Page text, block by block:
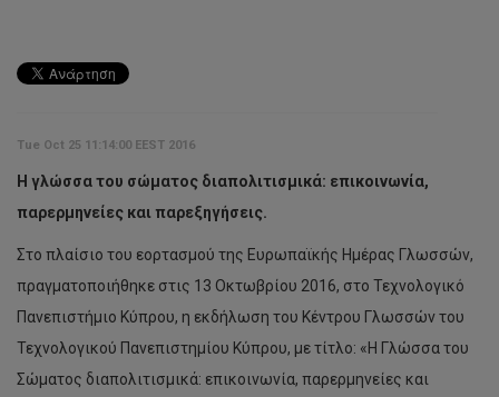
Tue Oct 25 11:14:00 EEST 2016
Η γλώσσα του σώματος διαπολιτισμικά: επικοινωνία,
παρερμηνείες και παρεξηγήσεις.
Στο πλαίσιο του εορτασμού της Ευρωπαϊκής Ημέρας Γλωσσών,
πραγματοποιήθηκε στις 13 Οκτωβρίου 2016, στο Τεχνολογικό
Πανεπιστήμιο Κύπρου, η εκδήλωση του Κέντρου Γλωσσών του
Τεχνολογικού Πανεπιστημίου Κύπρου, με τίτλο: «Η Γλώσσα του
Σώματος διαπολιτισμικά: επικοινωνία, παρερμηνείες και